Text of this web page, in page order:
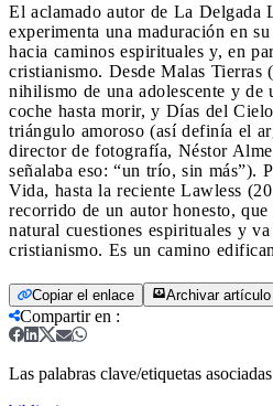
El aclamado autor de La Delgada
experimenta una maduración en
hacia caminos espirituales y, en
cristianismo. Desde Malas Tierras
nihilismo de una adolescente y de
coche hasta morir, y Días del
triángulo amoroso (así definía el
director de fotografía, Néstor
señalaba eso: “un trío, sin más”).
Vida, hasta la reciente Lawless
recorrido de un autor honesto,
natural cuestiones espirituales y
cristianismo. Es un camino
Copiar el enlace Archivar artículo
Compartir en :
Las palabras clave/etiquetas